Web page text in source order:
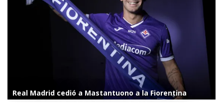
Real Madrid cedió a Mastantuono a la Fiorentina